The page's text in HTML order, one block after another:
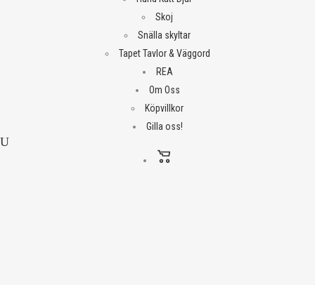
Skoj
Snälla skyltar
Tapet Tavlor & Väggord
REA
Om Oss
Köpvillkor
Gilla oss!